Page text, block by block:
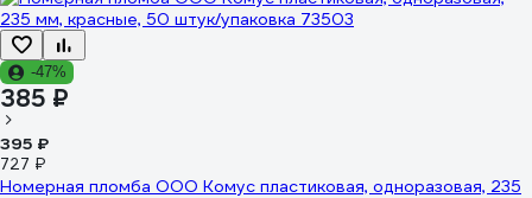
-47%
385 ₽
395 ₽
727 ₽
Номерная пломба ООО Комус пластиковая, одноразовая, 235